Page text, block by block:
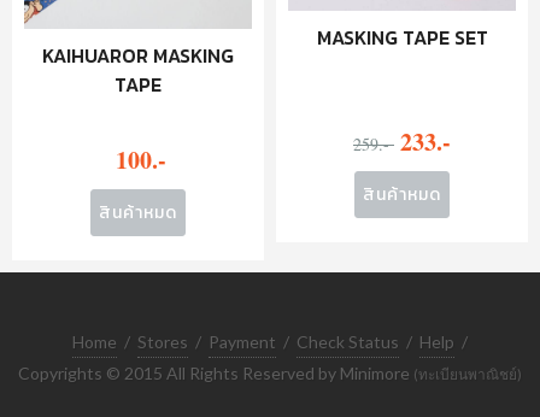
KAIHUAROR MASKING
TAPE
100.-
สินค้าหมด
MASKING TAPE SET
259.- 233.-
สินค้าหมด
Home / Stores / Payment / Check Status / Help /
Copyrights © 2015 All Rights Reserved by Minimore (ทะเบียนพาณิชย์)